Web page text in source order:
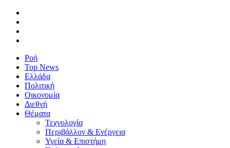
Ροή
Top News
Ελλάδα
Πολιτική
Οικονομία
Διεθνή
Θέματα
Τεχνολογία
Περιβάλλον & Ενέργεια
Υγεία & Επιστήμη